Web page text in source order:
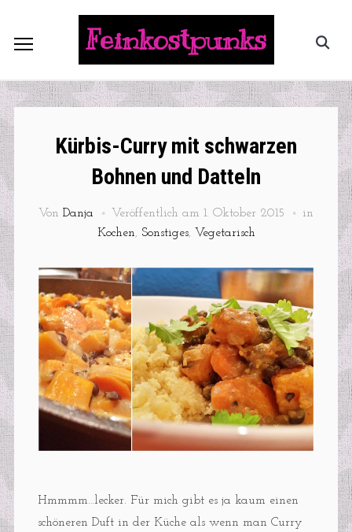
Feinkostpunks
Kürbis-Curry mit schwarzen
Bohnen und Datteln
Von Danja Veröffentlich am 1. Oktober 2015
in
Kochen, Sonstiges, Vegetarisch
Hmmmm…lecker. Für mich gibt es ja kaum einen
schöneren Duft in der Küche als wenn man Curry